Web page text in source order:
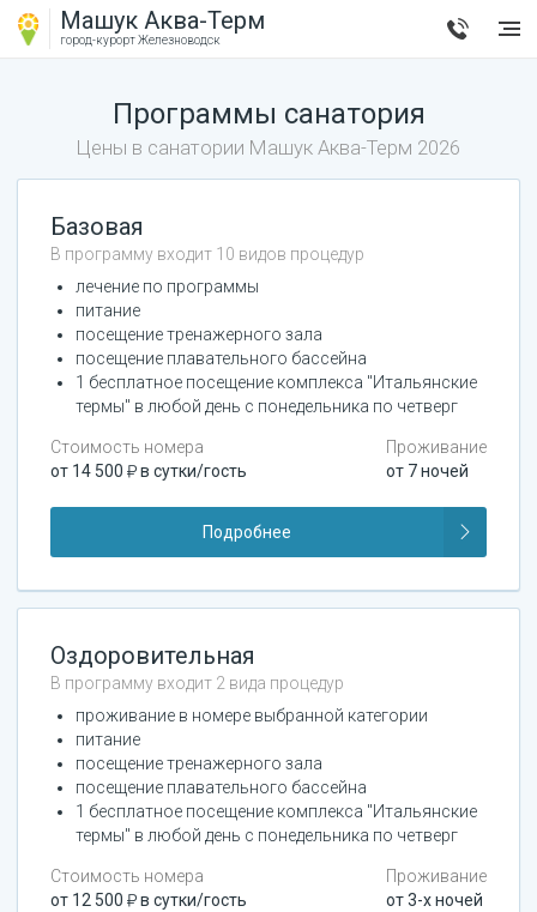
Машук Аква-Терм
город-курортЖелезноводск
Программы санатория
Цены в санатории Машук Аква-Терм 2026
Базовая
В программу входит 10 видов процедур
лечение по программы
питание
посещение тренажерного зала
посещение плавательного бассейна
1 бесплатное посещение комплекса "Итальянские
термы" в любой день с понедельника по четверг
Стоимость номера
от 14 500 в сутки/гость
Проживание
от 7ночей
Подробнее
Оздоровительная
В программу входит 2 вида процедур
проживание в номере выбранной категории
питание
посещение тренажерного зала
посещение плавательного бассейна
1 бесплатное посещение комплекса "Итальянские
термы" в любой день с понедельника по четверг
Стоимость номера
от 12 500 в сутки/гость
Проживание
от3-х ночей